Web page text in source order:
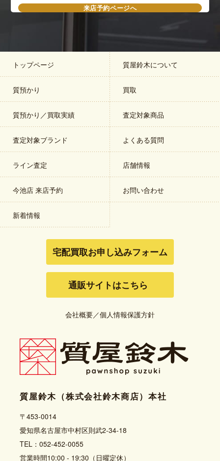
来店予約ページへ
トップページ 質屋鈴木について
質預かり 買取
質預かり／買取実績 査定対象商品
査定対象ブランド よくある質問
ライン査定 店舗情報
今池店 来店予約 お問い合わせ
新着情報
宅配買取お申し込みフォーム
通販サイトはこちら
会社概要／個人情報保護方針
質屋鈴木（株式会社鈴木商店）本社
〒453-0014
愛知県名古屋市中村区則武2-34-18
TEL：052-452-0055
営業時間10:00 - 19:30（日曜定休）